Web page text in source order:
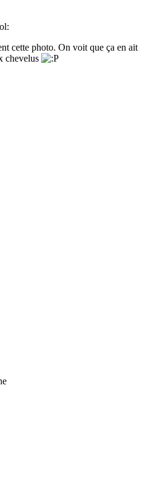
cette photo. On voit que ça en ait
chevelus